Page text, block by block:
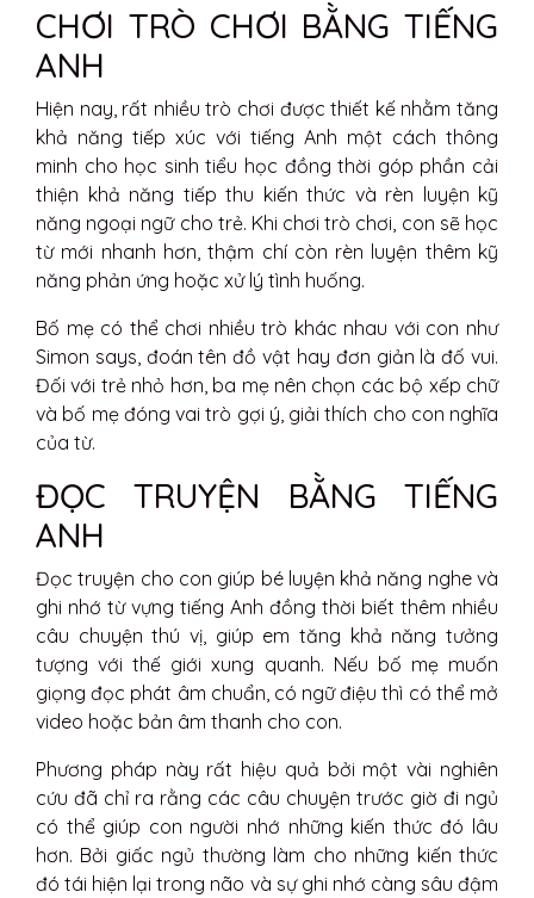
CHƠI TRÒ CHƠI BẰNG TIẾNG
ANH
Hiện nay, rất nhiều trò chơi được thiết kế nhằm tăng
khả năng tiếp xúc với tiếng Anh một cách thông
minh cho học sinh tiểu học đồng thời góp phần cải
thiện khả năng tiếp thu kiến thức và rèn luyện kỹ
năng ngoại ngữ cho trẻ. Khi chơi trò chơi, con sẽ học
từ mới nhanh hơn, thậm chí còn rèn luyện thêm kỹ
năng phản ứng hoặc xử lý tình huống.
Bố mẹ có thể chơi nhiều trò khác nhau với con như
Simon says, đoán tên đồ vật hay đơn giản là đố vui.
Đối với trẻ nhỏ hơn, ba mẹ nên chọn các bộ xếp chữ
và bố mẹ đóng vai trò gợi ý, giải thích cho con nghĩa
của từ.
ĐỌC TRUYỆN BẰNG TIẾNG
ANH
Đọc truyện cho con giúp bé luyện khả năng nghe và
ghi nhớ từ vựng tiếng Anh đồng thời biết thêm nhiều
câu chuyện thú vị, giúp em tăng khả năng tưởng
tượng với thế giới xung quanh. Nếu bố mẹ muốn
giọng đọc phát âm chuẩn, có ngữ điệu thì có thể mở
video hoặc bản âm thanh cho con.
Phương pháp này rất hiệu quả bởi một vài nghiên
cứu đã chỉ ra rằng các câu chuyện trước giờ đi ngủ
có thể giúp con người nhớ những kiến thức đó lâu
hơn. Bởi giấc ngủ thường làm cho những kiến thức
đó tái hiện lại trong não và sự ghi nhớ càng sâu đậm